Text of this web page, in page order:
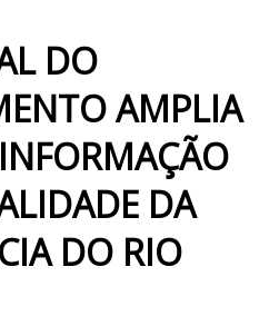
DO
AMPLIA
DA
DO RIO